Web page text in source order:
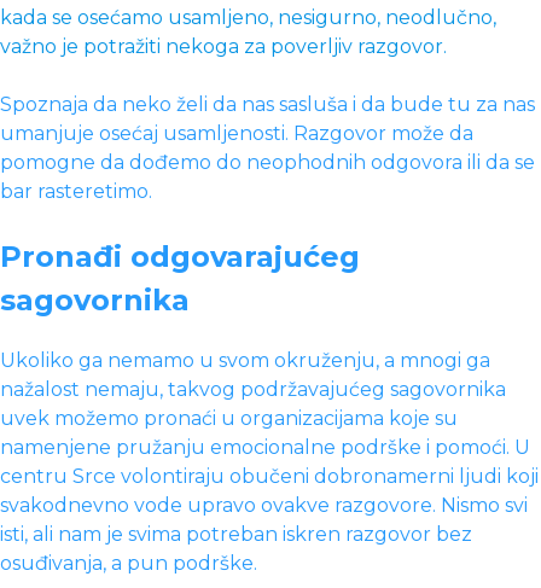
kada se osećamo usamljeno, nesigurno, neodlučno,
važno je potražiti nekoga za poverljiv razgovor.
Spoznaja da neko želi da nas sasluša i da bude tu za nas
umanjuje osećaj usamljenosti. Razgovor može da
pomogne da dođemo do neophodnih odgovora ili da se
bar rasteretimo.
Pronađi odgovarajućeg
sagovornika
Ukoliko ga nemamo u svom okruženju, a mnogi ga
nažalost nemaju, takvog podržavajućeg sagovornika
uvek možemo pronaći u organizacijama koje su
namenjene pružanju emocionalne podrške i pomoći. U
centru Srce volontiraju obučeni dobronamerni ljudi koji
svakodnevno vode upravo ovakve razgovore. Nismo svi
isti, ali nam je svima potreban iskren razgovor bez
osuđivanja, a pun podrške.